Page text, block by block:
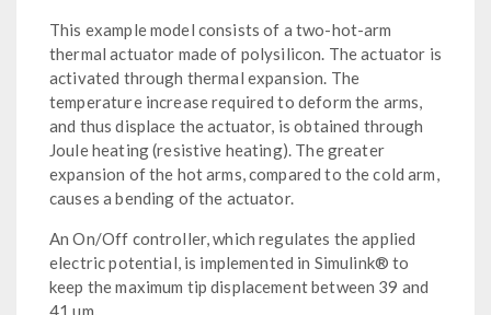
This example model consists of a two-hot-arm
thermal actuator made of polysilicon. The actuator is
activated through thermal expansion. The
temperature increase required to deform the arms,
and thus displace the actuator, is obtained through
Joule heating (resistive heating). The greater
expansion of the hot arms, compared to the cold arm,
causes a bending of the actuator.
An On/Off controller, which regulates the applied
electric potential, is implemented in Simulink® to
keep the maximum tip displacement between 39 and
41 um.